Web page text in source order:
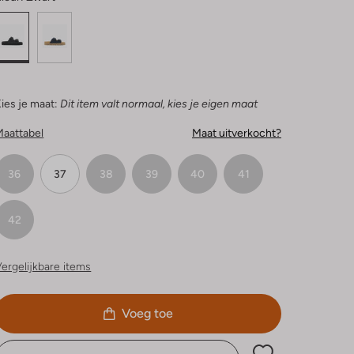
je maat: Dit item valt normaal, kies je eigen maat
Maat uitverkocht?
36 37 38 39 40 41
42
items
Voeg toe